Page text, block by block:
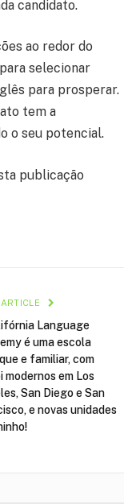
candidato.
ao redor do
selecionar
para prosperar.
tem a
o seu potencial.
publicação
Language
é uma escola
e familiar, com
modernos em Los
San Diego e San
e novas unidades